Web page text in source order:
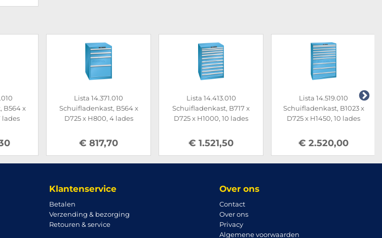
B564 x
lades
Lista 14.371.010
Schuifladenkast, B564 x
D725 x H800, 4 lades
€ 817,70
Lista 14.413.010
Schuifladenkast, B717 x
D725 x H1000, 10 lades
€ 1.521,50
Lista 14.519.010
Schuifladenkast, B1023 x
D725 x H1450, 10 lades
€ 2.520,00
Klantenservice
Betalen
Verzending & bezorging
Retouren & service
Over ons
Contact
Over ons
Privacy
Algemene voorwaarden